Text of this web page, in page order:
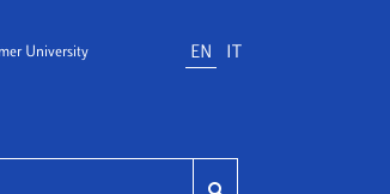
University EN